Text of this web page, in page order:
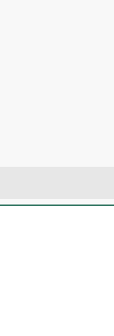
della